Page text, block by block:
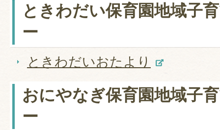
ときわだい保育園地域子
ー
ときわだいおたより
おにやなぎ保育園地域子
ー